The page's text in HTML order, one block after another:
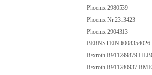
Phoenix 2980539
Phoenix Nr.2313423
Phoenix 2904313
BERNSTEIN
Rexroth R911299879
Rexroth R911280937